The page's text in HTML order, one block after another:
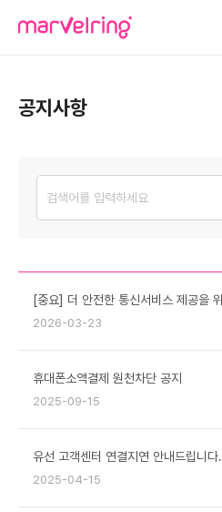
공지사항
2026-03-23
휴대폰소액결제 원천차단 공지
2025-09-15
유선 고객센터 연결지연 안내드립니다.
2025-04-15